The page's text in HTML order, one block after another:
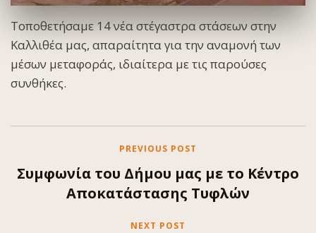
Τοποθετήσαμε 14 νέα στέγαστρα στάσεων στην
Καλλιθέα μας, απαραίτητα για την αναμονή των
μέσων μεταφοράς, ιδιαίτερα με τις παρούσες
συνθήκες.
PREVIOUS POST
Συμφωνία του Δήμου μας με το Κέντρο
Αποκατάστασης Τυφλών
NEXT POST